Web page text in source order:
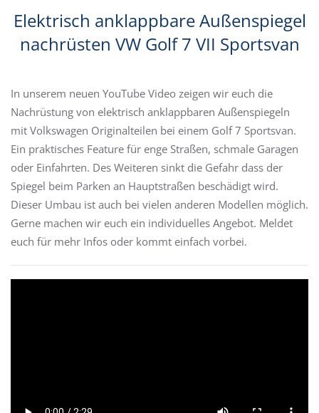
Elektrisch anklappbare Außenspiegel
nachrüsten VW Golf 7 VII Sportsvan
In unserem neuen YouTube Video zeigen wir euch die
Nachrüstung von elektrisch anklappbaren Außenspiegeln
mit Volkswagen Originalteilen bei einem Golf 7 Sportsvan.
Ein praktisches Feature für enge Straßen, schmale Garagen
oder Einfahrten. Des Weiteren sinkt die Gefahr dass der
Spiegel beim Parken an Hauptstraßen beschädigt wird.
Dieser Umbau ist auch bei vielen anderen Modellen möglich.
Gerne machen wir euch ein individuelles Angebot. Meldet
euch für mehr Infos oder kommt einfach vorbei.